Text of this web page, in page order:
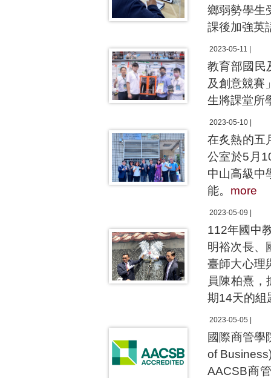
鄉弱勢學生
課後加強英
2023-05-11 |
教育部國民
及創意競賽
生將課堂所
2023-05-10 |
在炙熱的五
公室於5月
中山高級中
能。 more
2023-05-09 |
112年國中
明裕次長、
臺師大心理
員陳柏熹
期14天的組
2023-05-05 |
國際商管
of
AACSB商